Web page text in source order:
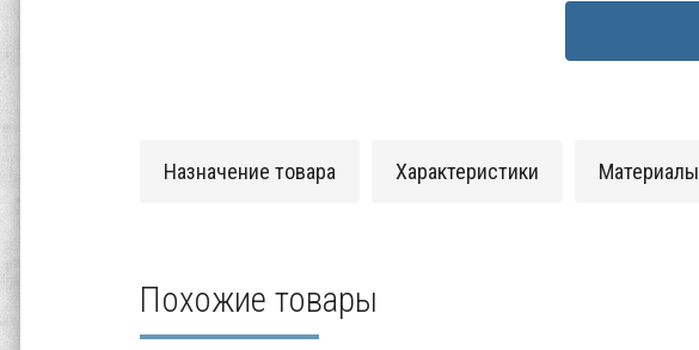
Назначение товара Характеристики Материалы
Похожие товары